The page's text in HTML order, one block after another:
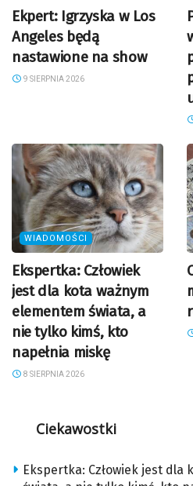
Ekpert: Igrzyska w Los
Angeles będą
nastawione na show
9 SIERPNIA 2026
WIADOMOŚCI
Ekspertka: Człowiek
jest dla kota ważnym
elementem świata, a
nie tylko kimś, kto
napełnia miskę
8 SIERPNIA 2026
Ciekawostki
Ekspertka: Człowiek jest dla